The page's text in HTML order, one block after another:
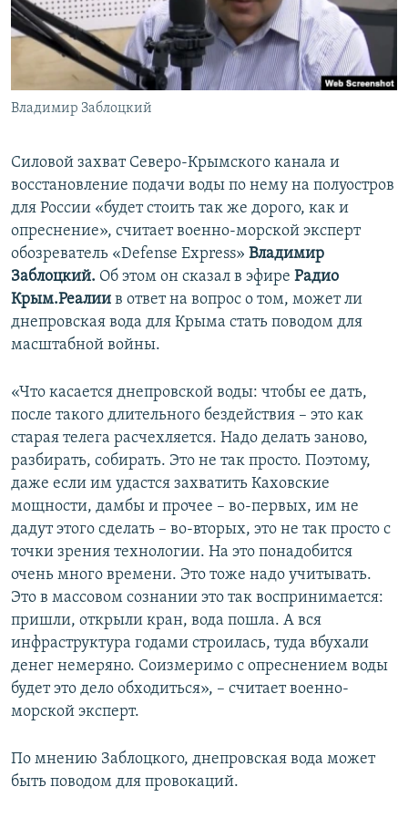
ПОБЕДИТЕЛЕЙ НЕ СУДЯТ?
КРЫМ.НЕПОКОРЕННЫЙ
УКРАИНСКАЯ ПРОБЛЕМА КРЫМА
ПРИСОЕДИНЯЙТЕСЬ!
Владимир Заблоцкий
Силовой захват Северо-Крымского канала и
восстановление подачи воды по нему на полуостров
для России «будет стоить так же дорого, как и
опреснение», считает военно-морской эксперт
обозреватель «Defense Express» Владимир
Заблоцкий. Об этом он сказал в эфире Радио
Крым.Реалии в ответ на вопрос о том, может ли
днепровская вода для Крыма стать поводом для
масштабной войны.
«Что касается днепровской воды: чтобы ее дать,
после такого длительного бездействия – это как
старая телега расчехляется. Надо делать заново,
разбирать, собирать. Это не так просто. Поэтому,
даже если им удастся захватить Каховские
мощности, дамбы и прочее – во-первых, им не
дадут этого сделать – во-вторых, это не так просто с
точки зрения технологии. На это понадобится
очень много времени. Это тоже надо учитывать.
Это в массовом сознании это так воспринимается:
пришли, открыли кран, вода пошла. А вся
инфраструктура годами строилась, туда вбухали
денег немеряно. Соизмеримо с опреснением воды
будет это дело обходиться», – считает военно-
морской эксперт.
По мнению Заблоцкого, днепровская вода может
быть поводом для провокаций.